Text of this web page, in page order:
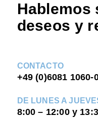
Hablemos
deseos y
CONTACTO
+49 (0)6081 1060-
DE LUNES A
8:00 – 12:00 y